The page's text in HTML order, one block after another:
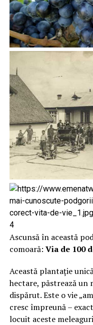
4
Ascunsă în această
comoară: Via de 100
Această plantație
hectare, păstrează un
dispărut. Este o vie
cresc împreună –
locuit aceste